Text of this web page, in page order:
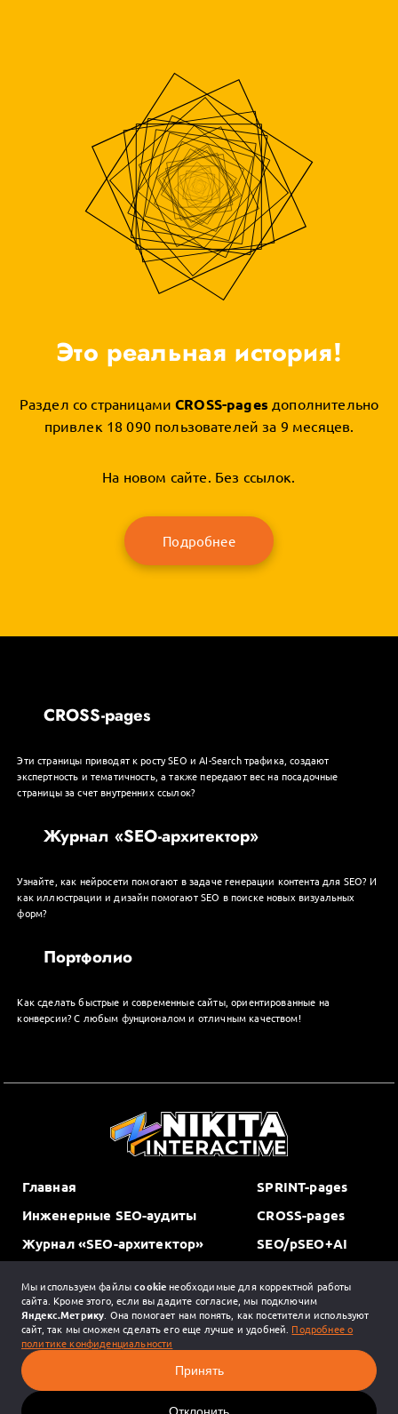
Это реальная история!
Раздел со страницамиCROSS-pages дополнительно
привлек 18 090 пользователей за 9 месяцев.
На новом сайте. Без ссылок.
Подробнее
CROSS-pages
Эти страницы приводят к росту SEO и AI-Search трафика, создают
экспертность и тематичность, а также передают вес на посадочные
страницы за счет внутренних ссылок?
Журнал «SEO-архитектор»
Узнайте, как нейросети помогают в задаче генерации контента для SEO? И
как иллюстрации и дизайн помогают SEO в поиске новых визуальных
форм?
Портфолио
Как сделать быстрые и современные сайты, ориентированные на
конверсии? С любым фунционалом и отличным качеством!
Главная
Инженерные SEO-аудиты
Журнал «SEO-архитектор»
SPRINT-pages
CROSS-pages
SEO/pSEO+AI
Обо мне
Контакты
Copyright © 2026 Nikita-Interactive.ru
Мы используем файлыcookieнеобходимые для корректной работы
сайта. Кроме этого, если вы дадите согласие, мы подключим
Яндекс.Метрику. Она помогает нам понять, как посетители используют
сайт, так мы сможем сделать его еще лучше и удобней. Подробнее о
политике конфиденциальности
Принять
Отклонить